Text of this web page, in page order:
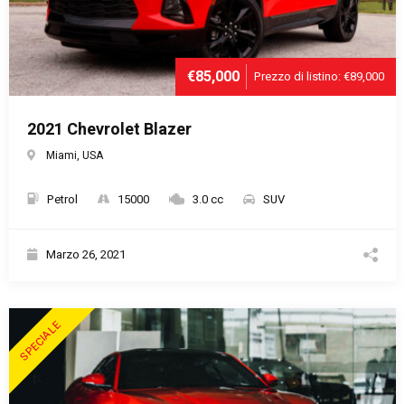
€85,000 Prezzo di listino: €89,000
2021 Chevrolet Blazer
Miami, USA
Petrol 15000 3.0 cc SUV
Marzo 26, 2021
SPECIALE